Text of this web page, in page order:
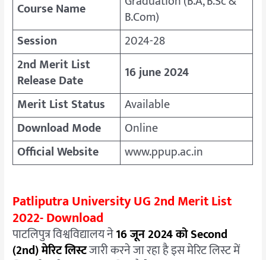
Course Name
B.Com)
Session
2024-28
2nd Merit List
Release Date
16 june 2024
Merit List Status
Available
Download Mode
Online
Official Website
www.ppup.ac.in
Patliputra University UG 2nd Merit List
2022- Download
पाटलिपुत्र विश्वविद्यालय ने16 जून 2024 को Second
(2nd) मेरिट लिस्टजारी करने जा रहा है इस मेरिट लिस्ट में